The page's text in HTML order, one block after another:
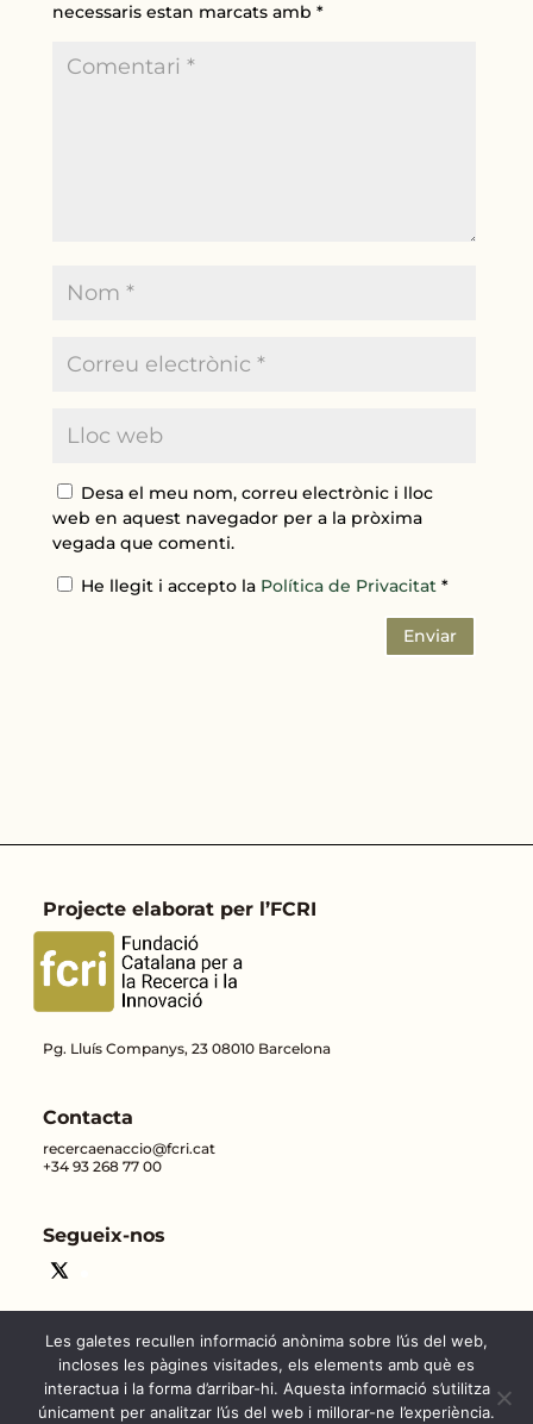
necessaris estan marcats amb*
Desa el meu nom, correu electrònic i lloc
web en aquest navegador per a la pròxima
vegada que comenti.
He llegit i accepto la Política de Privacitat*
Enviar
Projecte elaborat per l’FCRI
Pg. Lluís Companys, 23 08010 Barcelona
Contacta
recercaenaccio@fcri.cat
+34 93 268 77 00
Segueix-nos
Les galetes recullen informació anònima sobre l’ús del web,
incloses les pàgines visitades, els elements amb què es
interactua i la forma d’arribar-hi. Aquesta informació s’utilitza
únicament per analitzar l’ús del web i millorar-ne l’experiència.